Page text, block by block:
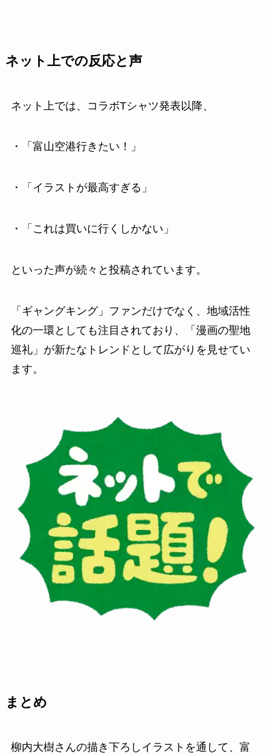
ネット上での反応と声
ネット上では、コラボTシャツ発表以降、
・「富山空港行きたい！」
・「イラストが最高すぎる」
・「これは買いに行くしかない」
といった声が続々と投稿されています。
「ギャングキング」ファンだけでなく、地域活性
化の一環としても注目されており、「漫画の聖地
巡礼」が新たなトレンドとして広がりを見せてい
ます。
まとめ
柳内大樹さんの描き下ろしイラストを通して、富